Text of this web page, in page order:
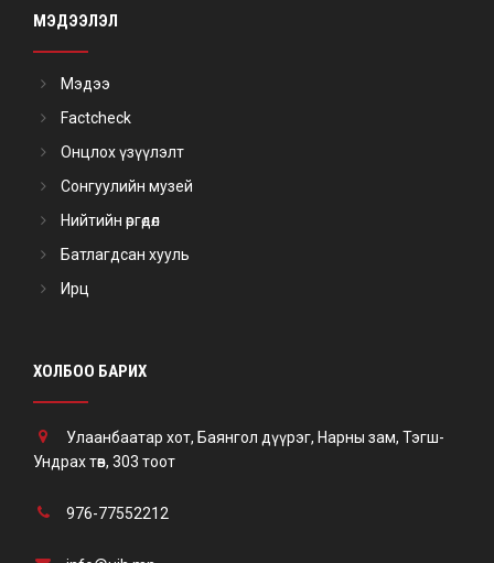
МЭДЭЭЛЭЛ
Мэдээ
Factcheck
Онцлох үзүүлэлт
Сонгуулийн музей
Нийтийн өргөдөл
Батлагдсан хууль
Ирц
ХОЛБОО БАРИХ
Улаанбаатар хот, Баянгол дүүрэг, Нарны зам, Тэгш-
Ундрах төв, 303 тоот
976-77552212